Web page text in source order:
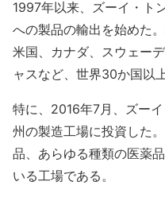
1997年以来、ズーイ・ト
への製品の輸出を始めた
米国、カナダ、スウェー
ャスなど、世界30か国以
特に、2016年7月、ズー
州の製造工場に投資した
品、あらゆる種類の医薬
いる工場である。